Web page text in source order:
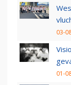
03-
01-